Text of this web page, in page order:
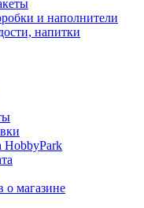
и наполнители
напитки
HobbyPark
о магазине